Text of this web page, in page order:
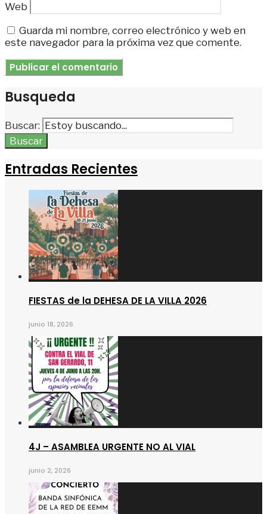
Web
Guarda mi nombre, correo electrónico y web en
este navegador para la próxima vez que comente.
Busqueda
Buscar:
Buscar
Entradas Recientes
FIESTAS de la DEHESA DE LA VILLA 2026
junio 18, 2026
4J – ASAMBLEA URGENTE NO AL VIAL
junio 2, 2026